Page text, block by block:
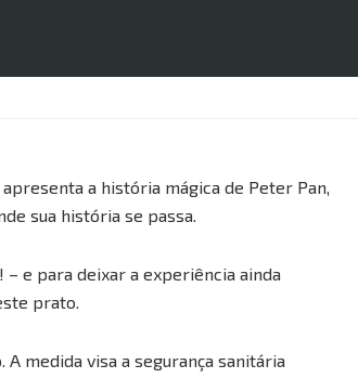
apresenta a história mágica de Peter Pan,
sua história se passa.
e para deixar a experiência ainda
prato.
medida visa a segurança sanitária